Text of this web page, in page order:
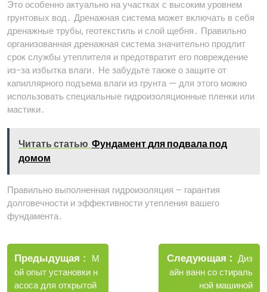
Это особенно актуально на участках с высоким уровнем
грунтовых вод․ Дренажная система может включать в себя
дренажные трубы, геотекстиль и слой щебня․ Правильно
организованная дренажная система значительно продлит
срок службы утеплителя и предотвратит его повреждение
из-за избытка влаги․ Не забудьте также о защите от
капиллярного подъема влаги из грунта — для этого можно
использовать специальные гидроизоляционные пленки или
мастики․
Читать статью Фундамент для подвала под
домом
Правильно выполненная гидроизоляция – гарантия
долговечности и эффективности утепления вашего
фундамента․
Навигация
по
записям
Предыдущая
Старые
записи
М
ой опыт установки н
асоса для открытой
Следующая
Новые
записи
Диз
айн ванн со стираль
ной машиной